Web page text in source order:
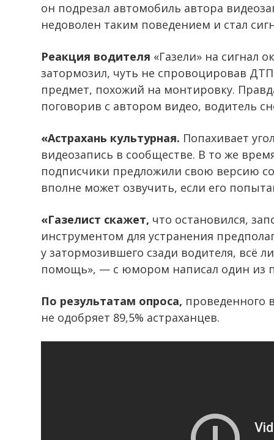
он подрезал автомобиль автора
недоволен таким поведением и стал
Реакция водителя «Газели» на сигнал
затормозил, чуть не спровоцировав
предмет, похожий на монтировку.
поговорив с автором видео, водитель
«Астрахань культурная. Попахивает
видеозапись в сообществе. В то же
подписчики предложили свою версию
вполне может озвучить, если его
«Газелист скажет, что остановился,
инструментом для устранения
у затормозившего сзади водителя, всё
помощь», — с юмором написал один из
По результатам опроса, проведенного
не одобряет 89,5% астраханцев.